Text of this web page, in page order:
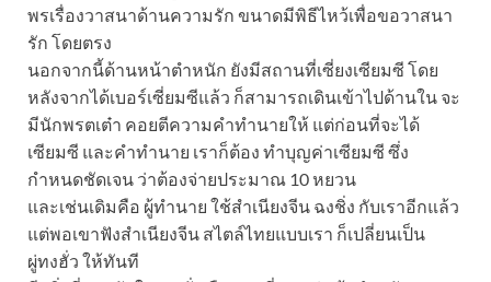
พรเรื่องวาสนาด้านความรัก ขนาดมีพิธีไหว้เพื่อขอวาสนา
รัก โดยตรง
นอกจากนี้ด้านหน้าตำหนัก ยังมีสถานที่เซี่ยงเซียมซี โดย
หลังจากได้เบอร์เซี่ยมซีแล้ว ก็สามารถเดินเข้าไปด้านใน จะ
มีนักพรตเต๋า คอยตีความคำทำนายให้ แต่ก่อนที่จะได้
เซียมซี และคำทำนาย เราก็ต้อง ทำบุญค่าเซียมซี ซึ่ง
กำหนดชัดเจน ว่าต้องจ่ายประมาณ 10 หยวน
และเช่นเดิมคือ ผู้ทำนาย ใช้สำเนียงจีน ฉงชิ่ง กับเราอีกแล้ว
แต่พอเขาฟังสำเนียงจีน สไตล์ไทยแบบเรา ก็เปลี่ยนเป็น
ผู่ทงฮั่ว ให้ทันที